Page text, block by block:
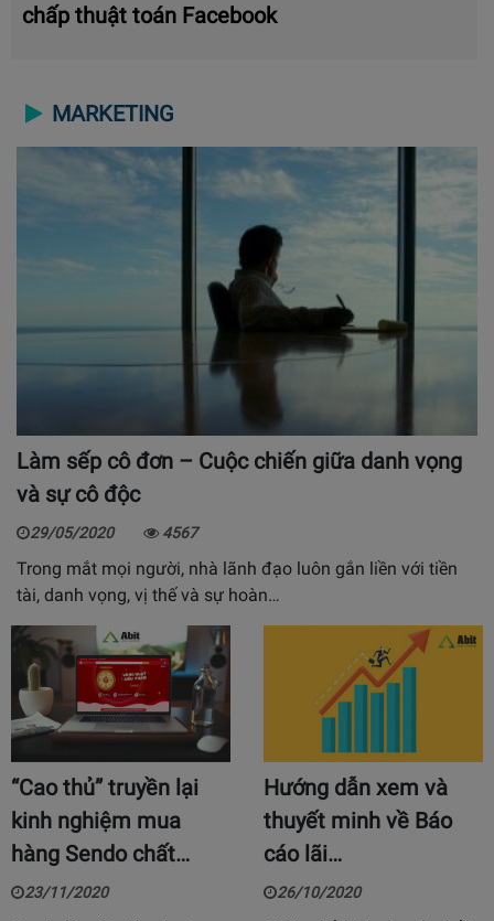
chấp thuật toán Facebook
MARKETING
Làm sếp cô đơn – Cuộc chiến giữa danh vọng
và sự cô độc
29/05/2020 4567
Trong mắt mọi người, nhà lãnh đạo luôn gắn liền với tiền
tài, danh vọng, vị thế và sự hoàn…
“Cao thủ” truyền lại
kinh nghiệm mua
hàng Sendo chất…
23/11/2020
Hướng dẫn xem và
thuyết minh về Báo
cáo lãi…
26/10/2020